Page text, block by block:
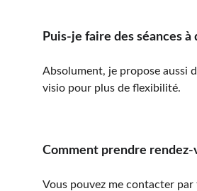
Puis-je faire des séances à
Absolument, je propose aussi
visio pour plus de flexibilité.
Comment prendre rendez-
Vous pouvez me contacter par